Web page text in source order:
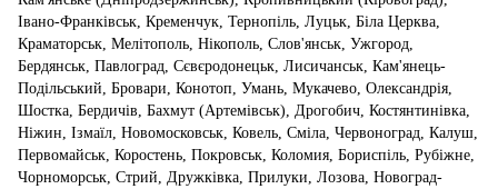
Івано-Франківськ, Кременчук, Тернопіль, Луцьк, Біла Церква,
Краматорськ, Мелітополь, Нікополь, Слов'янськ, Ужгород,
Бердянськ, Павлоград, Сєвєродонецьк, Лисичанськ, Кам'янець-
Подільський, Бровари, Конотоп, Умань, Мукачево, Олександрія,
Шостка, Бердичів, Бахмут (Артемівськ), Дрогобич, Костянтинівка,
Ніжин, Ізмаїл, Новомосковськ, Ковель, Сміла, Червоноград, Калуш,
Первомайськ, Коростень, Покровськ, Коломия, Бориспіль, Рубіжне,
Чорноморськ, Стрий, Дружківка, Прилуки, Лозова, Новоград-